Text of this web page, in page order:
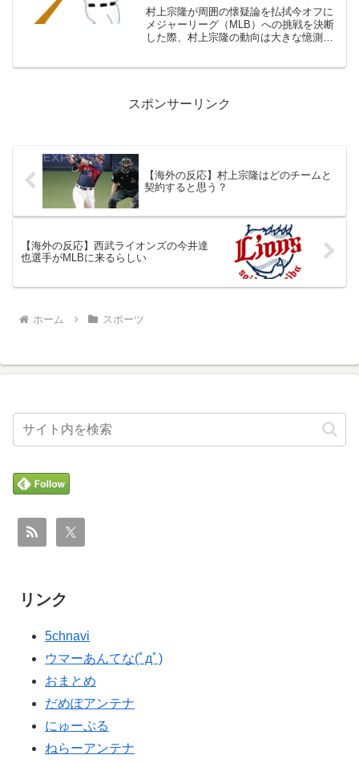
「オールスターまでこの調子なら
認めるわ」
村上宗隆が周囲の懐疑論を払拭今オフに
メジャーリーグ（MLB）への挑戦を決断
した際、村上宗隆の動向は大きな憶測を
スポンサーリンク
【海外の反応】村上宗隆はどのチームと
契約すると思う？
【海外の反応】西武ライオンズの今井達
也選手がMLBに来るらしい
ホーム スポーツ
リンク
5chnavi
ウマーあんてな(ﾟдﾟ)
おまとめ
だめぽアンテナ
にゅーぷる
ねらーアンテナ